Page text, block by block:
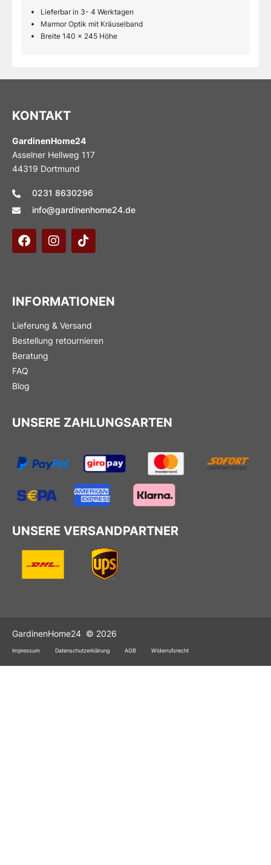
Lieferbar in 3- 4 Werktagen
Marmor Optik mit Kräuselband
Breite 140 x 245 Höhe
KONTAKT
GardinenHome24
Asselner Hellweg 117
44319 Dortmund
0231 8630296
info@gardinenhome24.de
INFORMATIONEN
Lieferung & Versand
Bestellung retournieren
Beratung
FAQ
Blog
UNSERE ZAHLUNGSARTEN
UNSERE VERSANDPARTNER
GardinenHome24 © 2026
Impressum Datenschutzerklärung AGB Widerrufsrecht